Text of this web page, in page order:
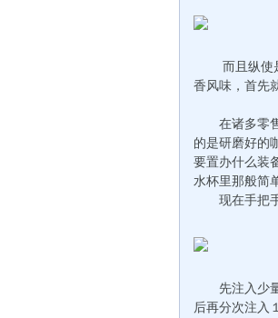
而且纵使是
香风味，首先
在诸多零售
的是研磨好的
要置办什么装
水杯里那般简
现在手把手
先注入少量
后再分次注入